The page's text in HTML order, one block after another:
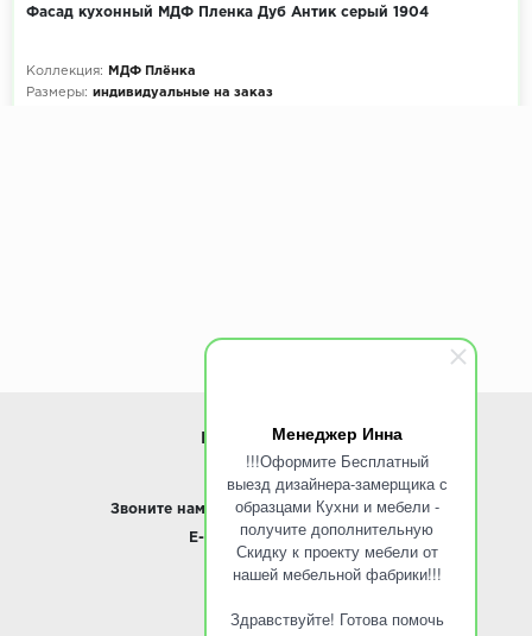
Менеджер Инна
!!!Оформите Бесплатный
выезд дизайнера-замерщика с
образцами Кухни и мебели -
получите дополнительную
Скидку к проекту мебели от
нашей мебельной фабрики!!!
Здравствуйте! Готова помочь
Фасад кухонный МДФ Пленка Дуб Антик серый 1904
Коллекция:
МДФ Плёнка
Размеры: индивидуальные на заказ
ИНФОРМАЦИЯ
www.ROINST.ru
Звоните нам: 8 495 797-10-50 / Whatsapp
E-mail: info@roinst.ru
О КОМПАНИИ
О компании